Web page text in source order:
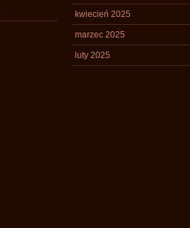
kwiecień 2025
marzec 2025
luty 2025